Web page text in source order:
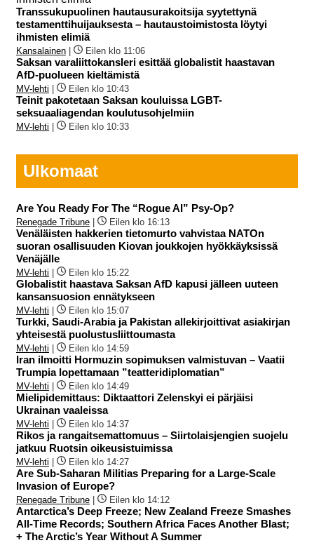
Transsukupuolinen hautausurakoitsija syytettynä
testamenttihuijauksesta – hautaustoimistosta löytyi
ihmisten elimiä
Kansalainen Eilen klo 11:06
Saksan varaliittokansleri esittää globalistit haastavan
AfD-puolueen kieltämistä
MV-lehti Eilen klo 10:43
Teinit pakotetaan Saksan kouluissa LGBT-
seksuaaliagendan koulutusohjelmiin
MV-lehti Eilen klo 10:33
Ulkomaat
Are You Ready For The “Rogue AI” Psy-Op?
Renegade Tribune | Eilen klo 16:13
Venäläisten hakkerien tietomurto vahvistaa NATOn
suoran osallisuuden Kiovan joukkojen hyökkäyksissä
Venäjälle
MV-lehti | Eilen klo 15:22
Globalistit haastava Saksan AfD kapusi jälleen uuteen
kansansuosion ennätykseen
MV-lehti | Eilen klo 15:07
Turkki, Saudi-Arabia ja Pakistan allekirjoittivat asiakirjan
yhteisestä puolustusliittoumasta
MV-lehti | Eilen klo 14:59
Iran ilmoitti Hormuzin sopimuksen valmistuvan – Vaatii
Trumpia lopettamaan ”teatteridiplomatian”
MV-lehti | Eilen klo 14:49
Mielipidemittaus: Diktaattori Zelenskyi ei pärjäisi
Ukrainan vaaleissa
MV-lehti | Eilen klo 14:37
Rikos ja rangaitsemattomuus – Siirtolaisjengien suojelu
jatkuu Ruotsin oikeusistuimissa
MV-lehti | Eilen klo 14:27
Are Sub-Saharan Militias Preparing for a Large-Scale
Invasion of Europe?
Renegade Tribune | Eilen klo 14:12
Antarctica’s Deep Freeze; New Zealand Freeze Smashes
All-Time Records; Southern Africa Faces Another Blast;
+ The Arctic’s Year Without A Summer